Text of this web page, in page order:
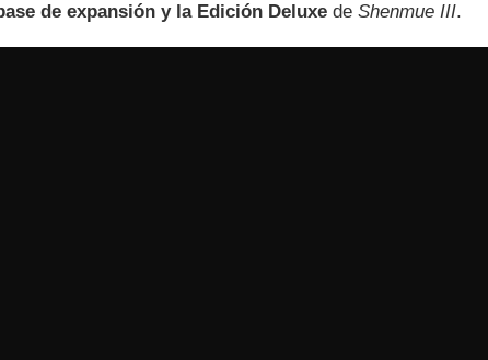
de expansión y la Edición Deluxe de Shenmue III.